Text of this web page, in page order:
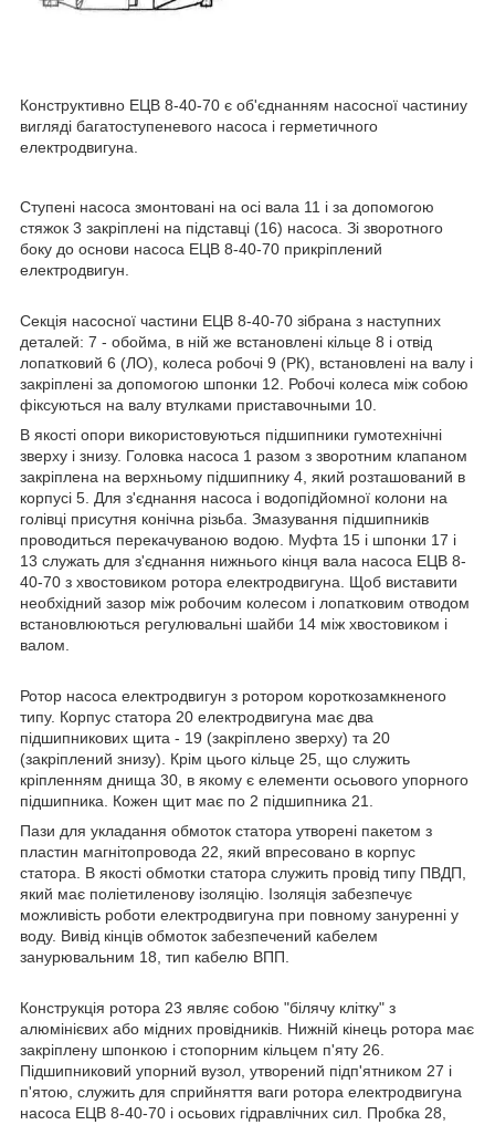
Конструктивно ЕЦВ 8-40-70 є об'єднанням насосної частиниу
вигляді багатоступеневого насоса і герметичного
електродвигуна.
Ступені насоса змонтовані на осі вала 11 і за допомогою
стяжок 3 закріплені на підставці (16) насоса. Зі зворотного
боку до основи насоса ЕЦВ 8-40-70 прикріплений
електродвигун.
Секція насосної частини ЕЦВ 8-40-70 зібрана з наступних
деталей: 7 - обойма, в ній же встановлені кільце 8 і отвід
лопатковий 6 (ЛО), колеса робочі 9 (РК), встановлені на валу і
закріплені за допомогою шпонки 12. Робочі колеса між собою
фіксуються на валу втулками приставочными 10.
В якості опори використовуються підшипники гумотехнічні
зверху і знизу. Головка насоса 1 разом з зворотним клапаном
закріплена на верхньому підшипнику 4, який розташований в
корпусі 5. Для з'єднання насоса і водопідйомної колони на
голівці присутня конічна різьба. Змазування підшипників
проводиться перекачуваною водою. Муфта 15 і шпонки 17 і
13 служать для з'єднання нижнього кінця вала насоса ЕЦВ 8-
40-70 з хвостовиком ротора електродвигуна. Щоб виставити
необхідний зазор між робочим колесом і лопатковим отводом
встановлюються регулювальні шайби 14 між хвостовиком і
валом.
Ротор насоса електродвигун з ротором короткозамкненого
типу. Корпус статора 20 електродвигуна має два
підшипникових щита - 19 (закріплено зверху) та 20
(закріплений знизу). Крім цього кільце 25, що служить
кріпленням днища 30, в якому є елементи осьового упорного
підшипника. Кожен щит має по 2 підшипника 21.
Пази для укладання обмоток статора утворені пакетом з
пластин магнітопровода 22, який впресовано в корпус
статора. В якості обмотки статора служить провід типу ПВДП,
який має поліетиленову ізоляцію. Ізоляція забезпечує
можливість роботи електродвигуна при повному зануренні у
воду. Вивід кінців обмоток забезпечений кабелем
занурювальним 18, тип кабелю ВПП.
Конструкція ротора 23 являє собою "білячу клітку" з
алюмінієвих або мідних провідників. Нижній кінець ротора має
закріплену шпонкою і стопорним кільцем п'яту 26.
Підшипниковий упорний вузол, утворений підп'ятником 27 і
п'ятою, служить для сприйняття ваги ротора електродвигуна
насоса ЕЦВ 8-40-70 і осьових гідравлічних сил. Пробка 28,